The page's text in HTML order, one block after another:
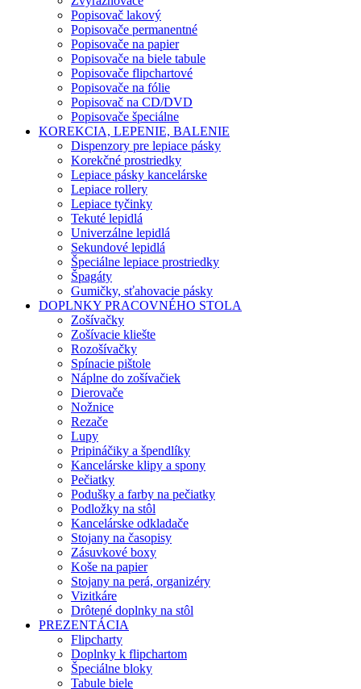
Popisovač lakový
Popisovače permanentné
Popisovače na papier
Popisovače na biele tabule
Popisovače flipchartové
Popisovače na fólie
Popisovač na CD/DVD
Popisovače špeciálne
KOREKCIA, LEPENIE, BALENIE
Dispenzory pre lepiace pásky
Korekčné prostriedky
Lepiace pásky kancelárske
Lepiace rollery
Lepiace tyčinky
Tekuté lepidlá
Univerzálne lepidlá
Sekundové lepidlá
Špeciálne lepiace prostriedky
Špagáty
Gumičky, sťahovacie pásky
DOPLNKY PRACOVNÉHO STOLA
Zošívačky
Zošívacie kliešte
Rozošívačky
Spínacie pištole
Náplne do zošívačiek
Dierovače
Nožnice
Rezače
Lupy
Pripináčiky a špendlíky
Kancelárske klipy a spony
Pečiatky
Podušky a farby na pečiatky
Podložky na stôl
Kancelárske odkladače
Stojany na časopisy
Zásuvkové boxy
Koše na papier
Stojany na perá, organizéry
Vizitkáre
Drôtené doplnky na stôl
PREZENTÁCIA
Flipcharty
Doplnky k flipchartom
Špeciálne bloky
Tabule biele